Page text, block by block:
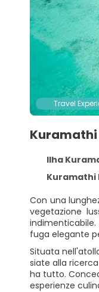
Travel
Kuramathi
Ilha
Kuramathi
Situata
siate alla
ha tutto.
esperienze
Con una
vegetazione
fuga elegante